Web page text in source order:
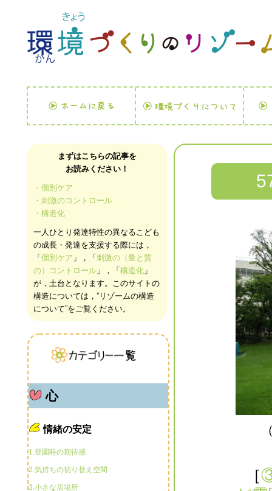
まずはこちらの記事を
お読みください！
・個別ケア
・刺激のコントロール
・構造化
一人ひとり発達特性の異なるこども
の成長・発達を支援する際には，
「 個別ケア 」，「 刺激の（量と質
の）コントロール 」，「 構造化 」
が，土台となります。このサイトの
構造については，”リゾームの構造
について”をご覧ください。
心
情緒の安定
1.登園時の期待感
2.気持ちの切り替え空間
3.小さな居場所
［